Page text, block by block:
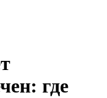
где